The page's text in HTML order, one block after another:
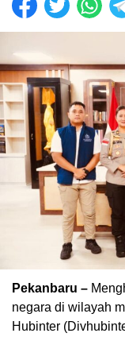
Pekanbaru –
negara di wilayah
Hubinter